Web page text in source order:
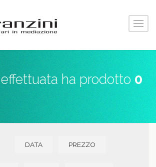
ha prodotto 0
DATA PREZZO